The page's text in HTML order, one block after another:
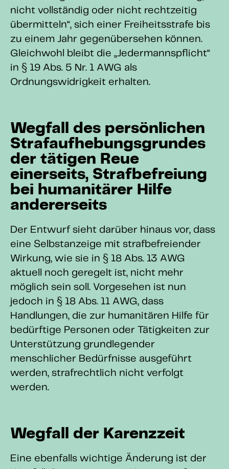
nicht vollständig oder nicht rechtzeitig
übermitteln“, sich einer Freiheitsstrafe bis
zu einem Jahr gegenübersehen können.
Gleichwohl bleibt die „Jedermannspflicht“
in § 19 Abs. 5 Nr. 1 AWG als
Ordnungswidrigkeit erhalten.
Wegfall des persönlichen
Strafaufhebungsgrundes
der tätigen Reue
einerseits, Strafbefreiung
bei humanitärer Hilfe
andererseits
Der Entwurf sieht darüber hinaus vor, dass
eine Selbstanzeige mit strafbefreiender
Wirkung, wie sie in § 18 Abs. 13 AWG
aktuell noch geregelt ist, nicht mehr
möglich sein soll. Vorgesehen ist nun
jedoch in § 18 Abs. 11 AWG, dass
Handlungen, die zur humanitären Hilfe für
bedürftige Personen oder Tätigkeiten zur
Unterstützung grundlegender
menschlicher Bedürfnisse ausgeführt
werden, strafrechtlich nicht verfolgt
werden.
Wegfall der Karenzzeit
Eine ebenfalls wichtige Änderung ist der